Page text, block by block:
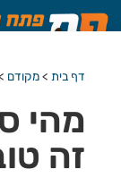
דף בית >מקודם
מהי
זה